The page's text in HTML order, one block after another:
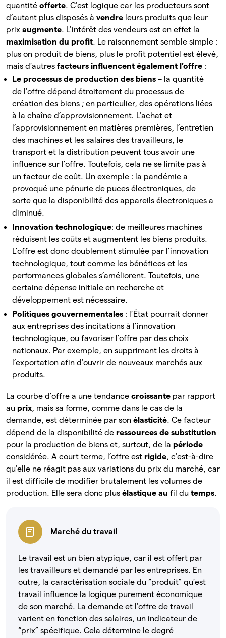
quantité offerte. C’est logique car les producteurs sont
d’autant plus disposés à vendre leurs produits que leur
prix augmente. L’intérêt des vendeurs est en effet la
maximisation du profit. Le raisonnement semble simple :
plus on produit de biens, plus le profit potentiel est élevé,
mais d’autres facteurs influencent également l’offre :
Le processus de production des biens – la quantité
de l’offre dépend étroitement du processus de
création des biens ; en particulier, des opérations liées
à la chaîne d’approvisionnement. L’achat et
l’approvisionnement en matières premières, l’entretien
des machines et les salaires des travailleurs, le
transport et la distribution peuvent tous avoir une
influence sur l’offre. Toutefois, cela ne se limite pas à
un facteur de coût. Un exemple : la pandémie a
provoqué une pénurie de puces électroniques, de
sorte que la disponibilité des appareils électroniques a
diminué.
Innovation technologique: de meilleures machines
réduisent les coûts et augmentent les biens produits.
L’offre est donc doublement stimulée par l’innovation
technologique, tout comme les bénéfices et les
performances globales s’améliorent. Toutefois, une
certaine dépense initiale en recherche et
développement est nécessaire.
Politiques gouvernementales : l’État pourrait donner
aux entreprises des incitations à l’innovation
technologique, ou favoriser l’offre par des choix
nationaux. Par exemple, en supprimant les droits à
l’exportation afin d’ouvrir de nouveaux marchés aux
produits.
La courbe d’offre a une tendance croissante par rapport
au prix, mais sa forme, comme dans le cas de la
demande, est déterminée par son élasticité. Ce facteur
dépend de la disponibilité de ressources de substitution
pour la production de biens et, surtout, de la période
considérée. A court terme, l’offre est rigide, c’est-à-dire
qu’elle ne réagit pas aux variations du prix du marché, car
il est difficile de modifier brutalement les volumes de
production. Elle sera donc plus élastique au fil du temps.
Marché du travail
Le travail est un bien atypique, car il est offert par
les travailleurs et demandé par les entreprises. En
outre, la caractérisation sociale du “produit” qu’est
travail influence la logique purement économique
de son marché. La demande et l’offre de travail
varient en fonction des salaires, un indicateur de
“prix” spécifique. Cela détermine le degré